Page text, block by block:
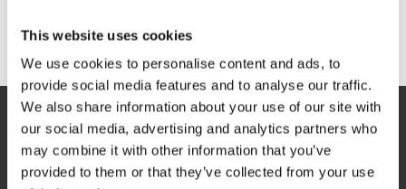
This website uses cookies
We use cookies to personalise content and ads, to
provide social media features and to analyse our traffic.
We also share information about your use of our site with
our social media, advertising and analytics partners who
may combine it with other information that you’ve
provided to them or that they’ve collected from your use